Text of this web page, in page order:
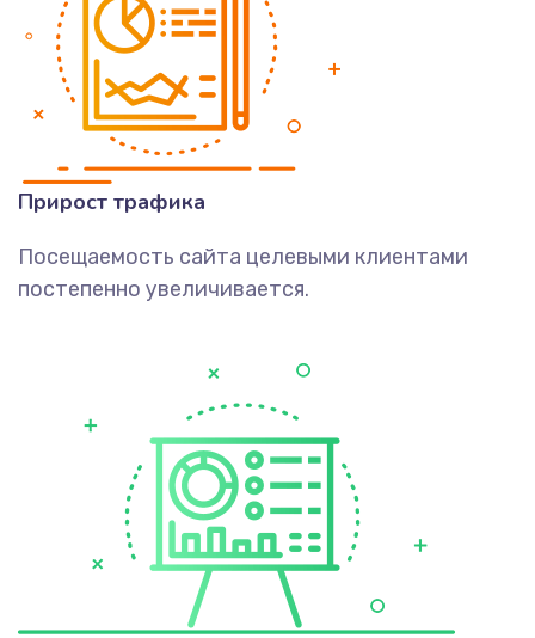
Прирост трафика
Посещаемость сайта целевыми клиентами
постепенно увеличивается.